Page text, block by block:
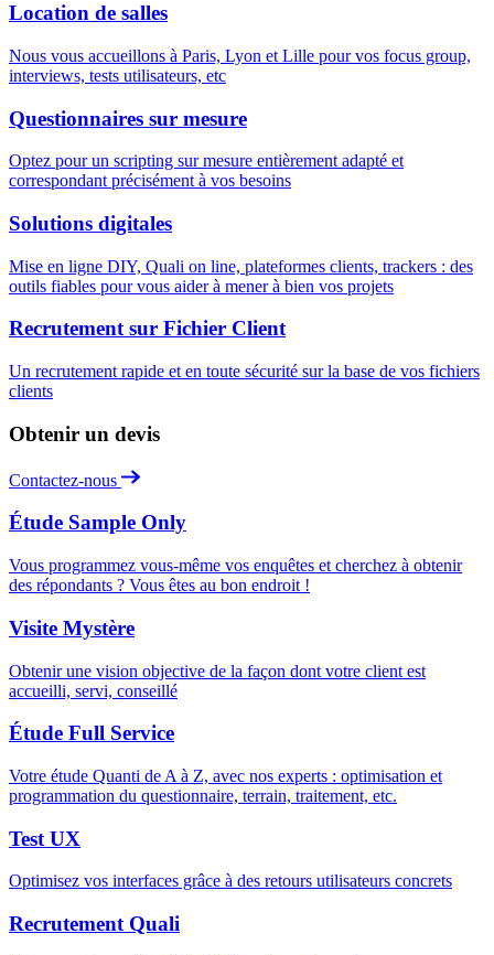
Location de salles
Nous vous accueillons à Paris, Lyon et Lille pour vos focus group,
interviews, tests utilisateurs, etc
Questionnaires sur mesure
Optez pour un scripting sur mesure entièrement adapté et
correspondant précisément à vos besoins
Solutions digitales
Mise en ligne DIY, Quali on line, plateformes clients, trackers : des
outils fiables pour vous aider à mener à bien vos projets
Recrutement sur Fichier Client
Un recrutement rapide et en toute sécurité sur la base de vos fichiers
clients
Obtenir un devis
Contactez-nous
Étude Sample Only
Vous programmez vous-même vos enquêtes et cherchez à obtenir
des répondants ? Vous êtes au bon endroit !
Visite Mystère
Obtenir une vision objective de la façon dont votre client est
accueilli, servi, conseillé
Étude Full Service
Votre étude Quanti de A à Z, avec nos experts : optimisation et
programmation du questionnaire, terrain, traitement, etc.
Test UX
Optimisez vos interfaces grâce à des retours utilisateurs concrets
Recrutement Quali